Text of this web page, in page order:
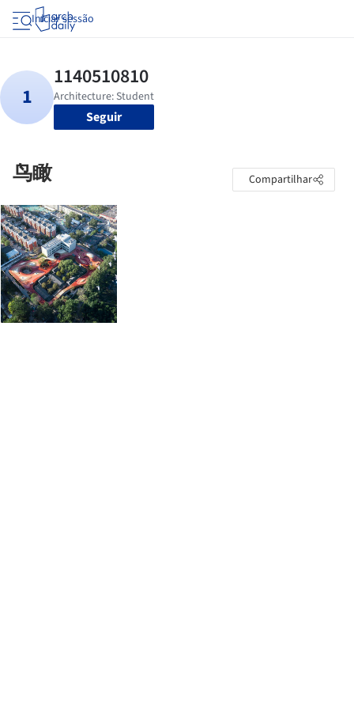
Iniciar sessão
Seguir
鸟瞰 Compartilhar